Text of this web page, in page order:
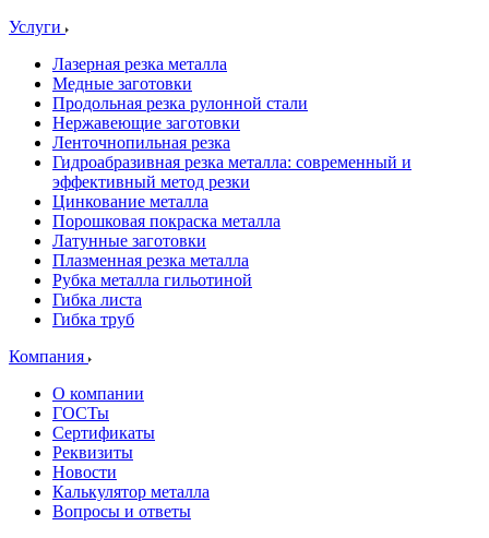
Услуги
Лазерная резка металла
Медные заготовки
Продольная резка рулонной стали
Нержавеющие заготовки
Ленточнопильная резка
Гидроабразивная резка металла: современный и
эффективный метод резки
Цинкование металла
Порошковая покраска металла
Латунные заготовки
Плазменная резка металла
Рубка металла гильотиной
Гибка листа
Гибка труб
Компания
О компании
ГОСТы
Сертификаты
Реквизиты
Новости
Калькулятор металла
Вопросы и ответы